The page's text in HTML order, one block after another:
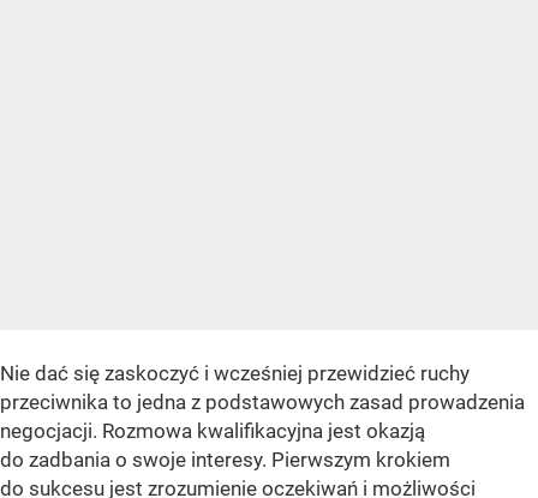
Nie dać się zaskoczyć i wcześniej przewidzieć ruchy
przeciwnika to jedna z podstawowych zasad prowadzenia
negocjacji. Rozmowa kwalifikacyjna jest okazją
do zadbania o swoje interesy. Pierwszym krokiem
do sukcesu jest zrozumienie oczekiwań i możliwości